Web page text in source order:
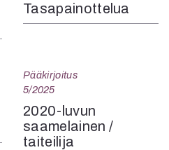
Tasapainottelua
Pääkirjoitus
5/2025
2020-luvun
saamelainen /
taiteilija